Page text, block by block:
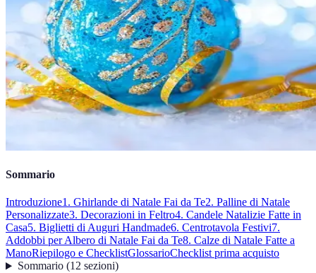
Sommario
Introduzione1. Ghirlande di Natale Fai da Te2. Palline di Natale
Personalizzate3. Decorazioni in Feltro4. Candele Natalizie Fatte in
Casa5. Biglietti di Auguri Handmade6. Centrotavola Festivi7.
Addobbi per Albero di Natale Fai da Te8. Calze di Natale Fatte a
ManoRiepilogo e ChecklistGlossarioChecklist prima acquisto
Sommario(12 sezioni)